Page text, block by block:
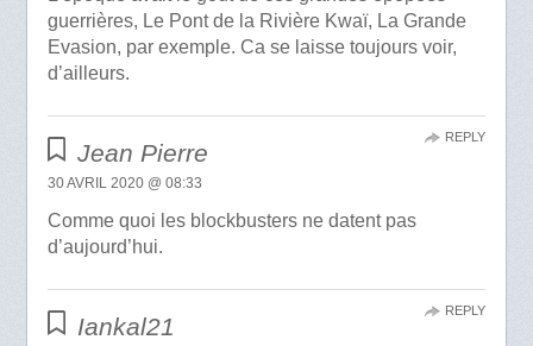
guerrières, Le Pont de la Rivière Kwaï, La Grande
Evasion, par exemple. Ca se laisse toujours voir,
d’ailleurs.
Jean Pierre
30 AVRIL 2020 @ 08:33
Comme quoi les blockbusters ne datent pas
d’aujourd’hui.
REPLY
Iankal21
REPLY